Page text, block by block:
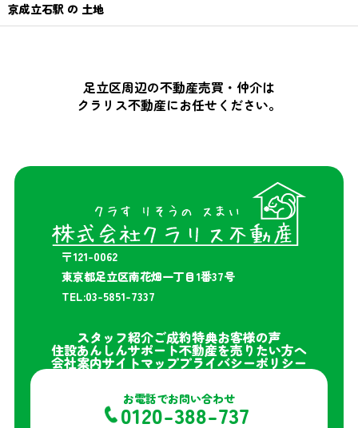
京成立石駅 の 土地
足立区周辺の不動産売買・仲介は
クラリス不動産にお任せください。
〒121-0062
東京都足立区南花畑一丁目1番37号
TEL:03-5851-7337
スタッフ紹介ご成約特典お客様の声
住設あんしんサポート不動産を売りたい方へ
会社案内サイトマッププライバシーポリシー
お電話でお問い合わせ
0120-388-737